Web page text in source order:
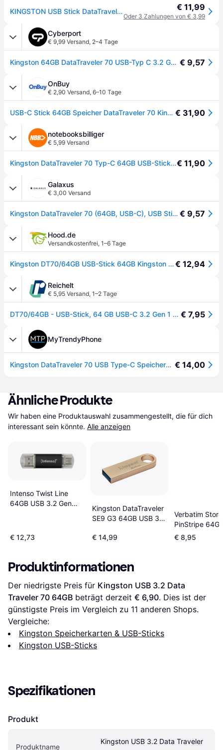
KINGSTON USB Stick DataTraveler 70, 64GB, USB-C, schwarz (DT70/64GB) - Schwarz € 11,99
Oder 3 Zahlungen von € 3,99
Cyberport
€ 9,99 Versand, 2–4 Tage
Kingston 64GB DataTraveler 70 USB-Typ C 3.2 Gen1 USB-Stick € 9,57
OnBuy
€ 2,90 Versand, 6–10 Tage
USB-C Stick 64GB Speicher DataTraveler 70 Kingston – Schwarz € 31,90
notebooksbilliger
€ 5,99 Versand
Kingston DataTraveler 70 Typ-C 64GB USB-Stick Mit Schutzkappe, bis zu 200 MB/s, USB 3.2 Gen 1x1 (5 Gbit/s) - Schwarz€ 11,90
Galaxus
€ 3,00 Versand
Kingston DataTraveler 70 (64GB, USB-C), USB Stick, Schwarz € 9,57
Hood.de
Versandkostenfrei, 1–6 Tage
Kingston DT70/64GB USB-Stick 64GB Kingston DataTraveler DT70 USb-C 3.2 retail€ 12,94
Reichelt
€ 5,95 Versand, 1–2 Tage
DT70/64GB - USB-Stick, 64 GB USB-C 3.2 Gen 1 DataTraveler 70 € 7,95
MyTrendyPhone
Kingston DataTraveler 70 USB Type-C Speicherstick - 64GB € 14,00
Ähnliche Produkte
Wir haben eine Produktauswahl zusammengestellt, die für dich
interessant sein könnte. Alle anzeigen
Intenso Twist Line
64GB USB 3.2 Gen
€ 12,73
Kingston DataTraveler
SE9 G3 64GB USB 3.2
€ 14,99
Verbatim
PinStripe
3.2 Gen 1
€ 8,95
Produktinformationen
Der niedrigste Preis für Kingston USB 3.2 Data
Traveler 70 64GB beträgt derzeit € 6,90. Dies ist der
günstigste Preis im Vergleich zu 11 anderen Shops.
Vergleiche:
Kingston Speicherkarten & USB-Sticks
Kingston USB-Sticks
Spezifikationen
Produkt
Produktname
Kingston USB 3.2 Data Traveler